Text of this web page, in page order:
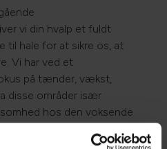
vi din hvalp et fuldt
til hale for at sikre os, at
Vi har ved et
på tænder, vækst,
disse områder især
hos den voksende